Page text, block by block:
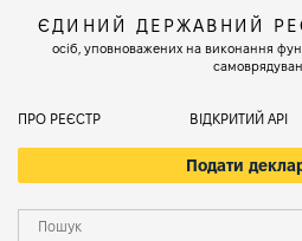
ЄДИНИЙ ДЕРЖАВНИЙ
осіб, уповноважених на виконання
ПРО РЕЄСТР ВІДКРИТИЙ АРІ
Подати